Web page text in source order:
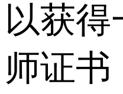
以获得
师证书